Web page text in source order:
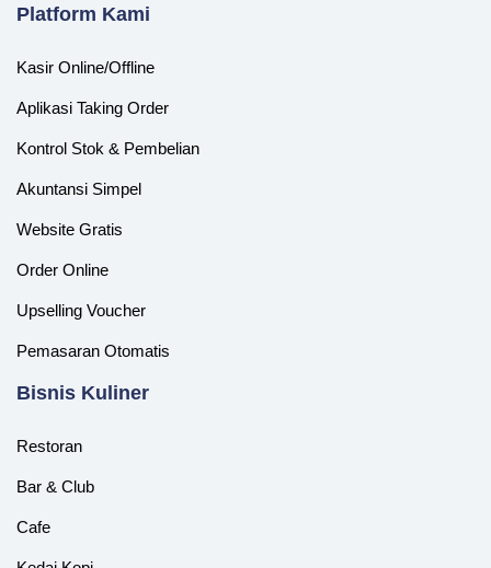
Platform Kami
Kasir Online/Offline
Aplikasi Taking Order
Kontrol Stok & Pembelian
Akuntansi Simpel
Website Gratis
Order Online
Upselling Voucher
Pemasaran Otomatis
‎Bisnis Kuliner
Restoran
Bar & Club
Cafe